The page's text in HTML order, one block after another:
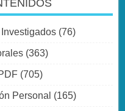
(76)
(363)
(705)
Personal (165)